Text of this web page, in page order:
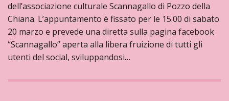
dell’associazione culturale Scannagallo di Pozzo della
Chiana. L’appuntamento è fissato per le 15.00 di sabato
20 marzo e prevede una diretta sulla pagina facebook
“Scannagallo” aperta alla libera fruizione di tutti gli
utenti del social, sviluppandosi…